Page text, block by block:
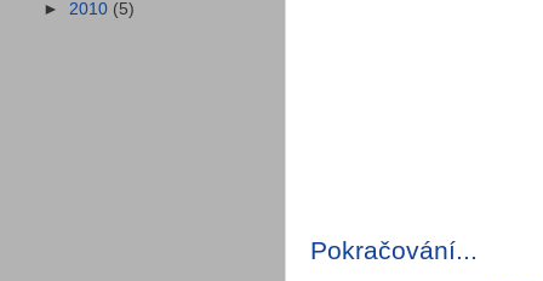
Pokračování...
► 2010 (5)